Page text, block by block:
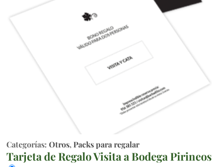
Categorías:Otros,Packs para regalar
Tarjeta de Regalo Visita a Bodega Pirineos